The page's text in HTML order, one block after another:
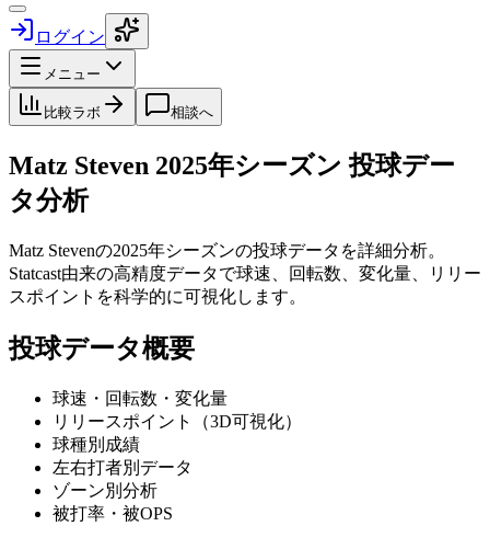
ログイン
メニュー
比較ラボ 相談へ
Matz Steven 2025年シーズン 投球デー
タ分析
Matz Stevenの2025年シーズンの投球データを詳細分析。
Statcast由来の高精度データで球速、回転数、変化量、リリー
スポイントを科学的に可視化します。
投球データ概要
球速・回転数・変化量
リリースポイント（3D可視化）
球種別成績
左右打者別データ
ゾーン別分析
被打率・被OPS